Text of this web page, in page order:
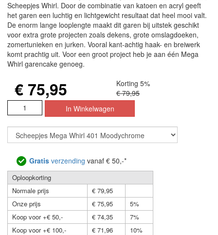
Scheepjes Whirl. Door de combinatie van katoen en acryl geeft
het garen een luchtig en lichtgewicht resultaat dat heel mooi valt.
De enorm lange looplengte maakt dit garen bij uitstek geschikt
voor extra grote projecten zoals dekens, grote omslagdoeken,
zomertunieken en jurken. Vooral kant-achtig haak- en breiwerk
komt prachtig uit. Voor een groot project heb je aan één Mega
Whirl garencake genoeg.
€ 75,95
Korting 5%
€ 79,95
Gratis verzending vanaf € 50,-*
Oploopkorting
Normale prijs
€ 79,95
Onze prijs
€ 75,95
5%
Koop voor +€ 50,-
€ 74,35
7%
Koop voor +€ 100,-
€ 71,96
10%